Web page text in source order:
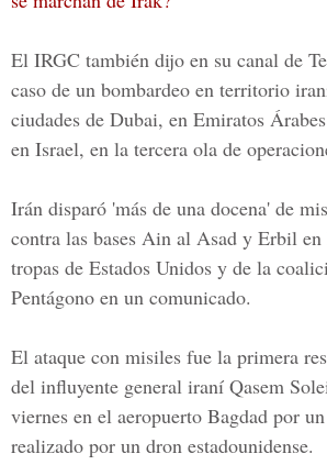
El IRGC también dijo en su canal de
caso de un bombardeo en territorio
ciudades de Dubai, en Emiratos
en Israel, en la tercera ola de
Irán disparó 'más de una docena' de
contra las bases Ain al Asad y Erbil
tropas de Estados Unidos y de la
Pentágono en un comunicado.
El ataque con misiles fue la primera
del influyente general iraní Qasem
viernes en el aeropuerto Bagdad por
realizado por un dron estadounidense.